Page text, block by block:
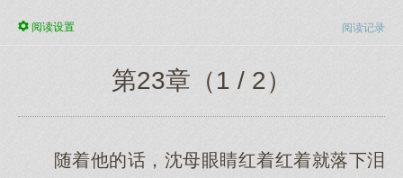
阅读记录
阅读设置
第23章（1 / 2）
随着他的话，沈母眼睛红着红着就落下泪